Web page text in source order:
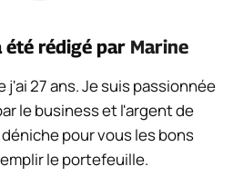
été rédigé par Marine
j'ai 27 ans. Je suis passionnée
le business et l'argent de
pour vous les bons
le portefeuille.